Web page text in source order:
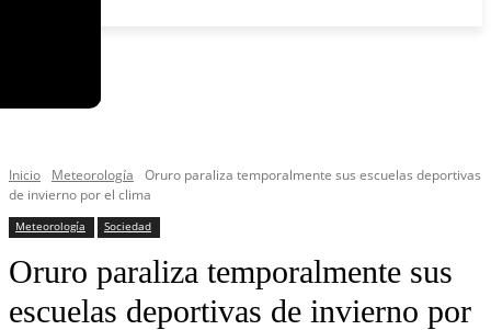
Inicio Meteorología
Oruro paraliza temporalmente sus escuelas deportivas
de invierno por el clima
Meteorología Sociedad
Oruro paraliza temporalmente sus
escuelas deportivas de invierno por